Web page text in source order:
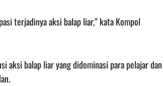
terjadinya aksi balap liar,” kata Kompol
aksi balap liar yang didominasi para pelajar dan